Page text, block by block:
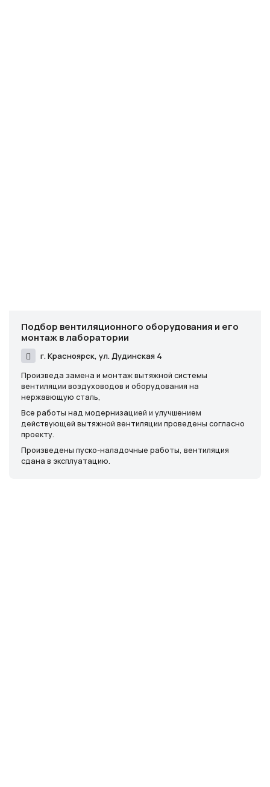
Подбор вентиляционного оборудования и его
монтаж в лаборатории
г. Красноярск, ул. Дудинская 4
Произведа замена и монтаж вытяжной системы
вентиляции воздуховодов и оборудования на
нержавющую сталь,
Все работы над модернизацией и улучшением
действующей вытяжной вентиляции проведены согласно
проекту.
Произведены пуско-наладочные работы, вентиляция
сдана в эксплуатацию.